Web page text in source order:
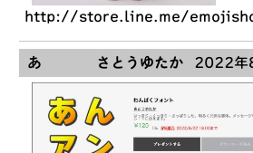
http://store.line.me/
あ さとうゆたか 2022年